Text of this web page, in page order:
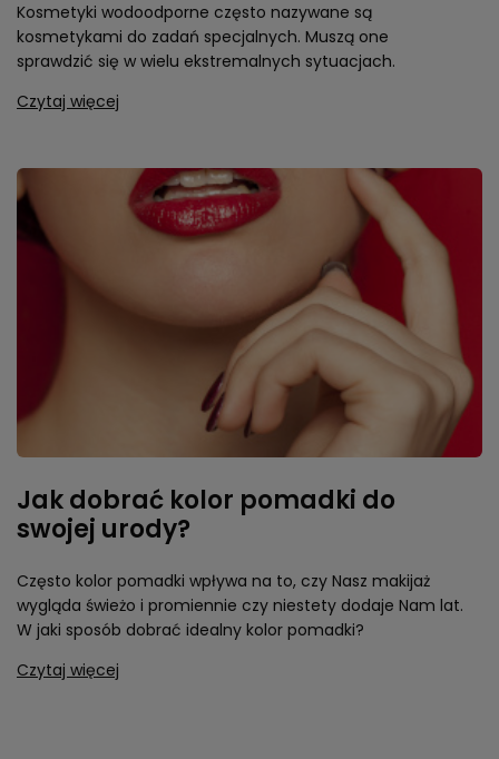
Kosmetyki wodoodporne często nazywane są
kosmetykami do zadań specjalnych. Muszą one
sprawdzić się w wielu ekstremalnych sytuacjach.
Czytaj więcej
Jak dobrać kolor pomadki do
swojej urody?
Często kolor pomadki wpływa na to, czy Nasz makijaż
wygląda świeżo i promiennie czy niestety dodaje Nam lat.
W jaki sposób dobrać idealny kolor pomadki?
Czytaj więcej